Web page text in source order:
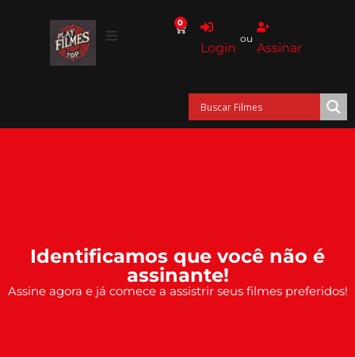
0
Login
ou
Assinar
Identificamos que você não é
assinante!
Assine agora e já comece a assistrir seus filmes preferidos!